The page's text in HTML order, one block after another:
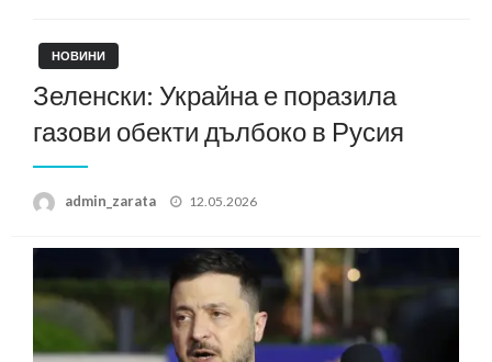
НОВИНИ
Зеленски: Украйна е поразила
газови обекти дълбоко в Русия
admin_zarata
Posted
12.05.2026